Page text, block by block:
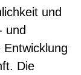
und
und
Die